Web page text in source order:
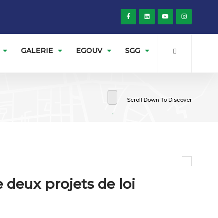
GALERIE EGOUV SGG
Scroll Down To Discover
deux projets de loi